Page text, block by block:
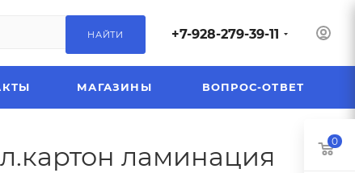
НАЙТИ +7-928-279-39-11
МАГАЗИНЫ ВОПРОС-ОТВЕТ
ламинация
0